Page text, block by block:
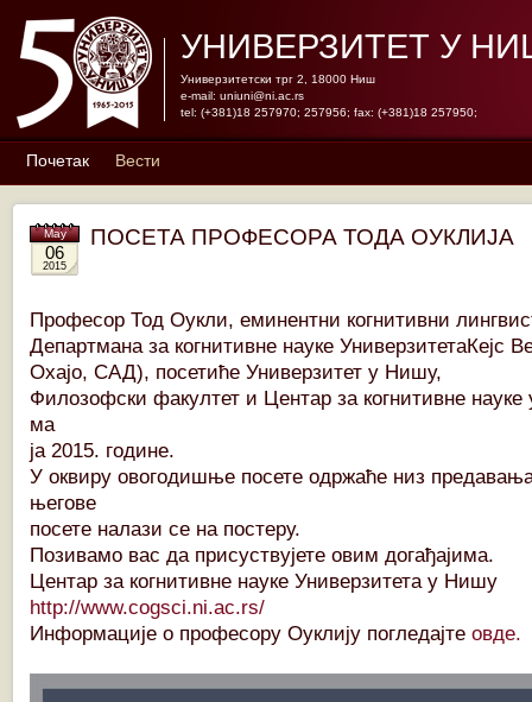
УНИВЕРЗИТЕТ У
Универзитетски трг 2, 18000 Ниш
e-mail: uniuni@ni.ac.rs
tel: (+381)18 257970; 257956; fax: (+381)18 257950;
Почетак Вести
May
06
2015
ПОСЕТА ПРОФЕСОРА ТОДА ОУКЛИЈА
Професор Тод Оукли, еминентни когнитивни
Департмана за когнитивне науке УниверзитетаКејс
Охајо, САД), посетиће Универзитет у Нишу,
Филозофски факултет и Центар за когнитивне
ма
ја 2015. године.
У оквиру овогодишње посете одржаће низ
његове
посете налази се на постеру.
Позивамо вас да присуствујете овим догађајима.
Центар за когнитивне науке Универзитета у Нишу
http://www.cogsci.ni.ac.rs/
Информације о професору Оуклију погледајте овде.